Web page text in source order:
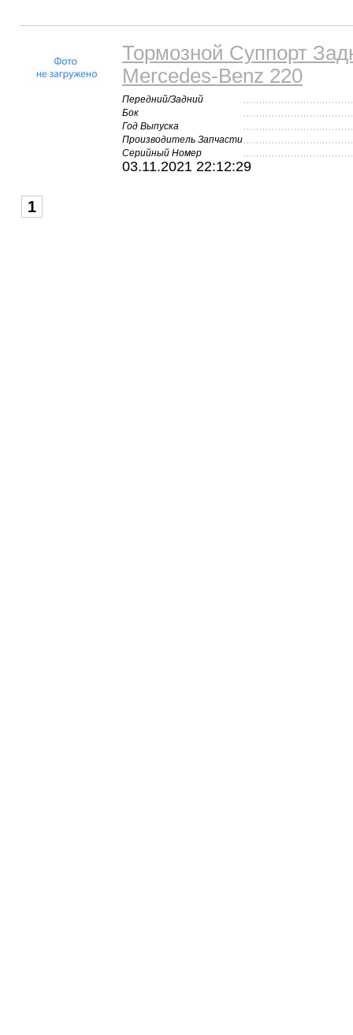
Тормозной Суппорт
Mercedes-Benz 220
Передний/Задний
Бок
Год Выпуска
Производитель Запчасти
Серийный Номер
03.11.2021 22:12:29
1